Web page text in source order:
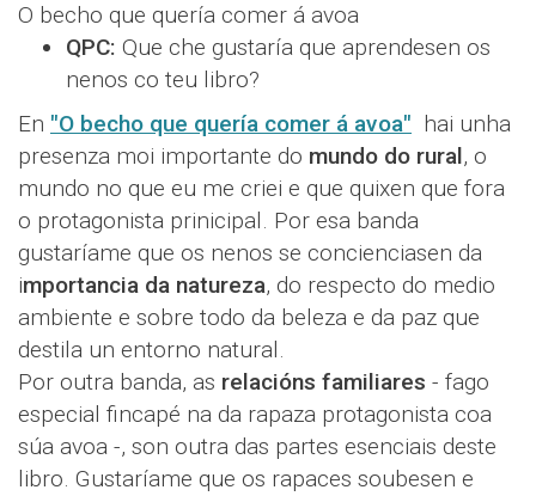
O becho que quería comer á avoa
QPC: Que che gustaría que aprendesen os
nenos co teu libro?
En "O becho que quería comer á avoa" hai unha
presenza moi importante do mundo do rural, o
mundo no que eu me criei e que quixen que fora
o protagonista prinicipal. Por esa banda
gustaríame que os nenos se concienciasen da
importancia da natureza, do respecto do medio
ambiente e sobre todo da beleza e da paz que
destila un entorno natural.
Por outra banda, as relacións familiares - fago
especial fincapé na da rapaza protagonista coa
súa avoa -, son outra das partes esenciais deste
libro. Gustaríame que os rapaces soubesen e